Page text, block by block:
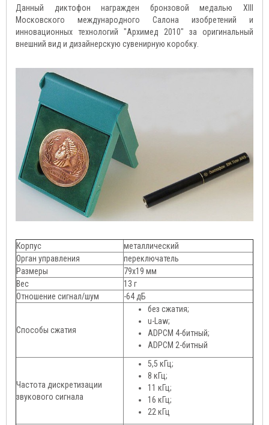
Данный диктофон награжден бронзовой медалью XIII
Московского международного Салона изобретений и
инновационных технологий "Архимед 2010" за оригинальный
внешний вид и дизайнерскую сувенирную коробку.
Корпус
металлический
Орган управления
переключатель
Размеры
79х19 мм
Вес
13 г
Отношение сигнал/шум
-64 дБ
Способы сжатия
без сжатия;
u-Law;
ADPCM 4-битный;
ADPCM 2-битный
Частота дискретизации
звукового сигнала
5,5 кГц;
8 кГц;
11 кГц;
16 кГц;
22 кГц